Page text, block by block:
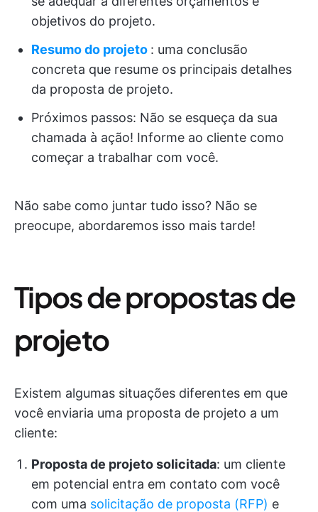
objetivos do projeto.
Resumo do projeto : uma conclusão
concreta que resume os principais detalhes
da proposta de projeto.
Próximos passos: Não se esqueça da sua
chamada à ação! Informe ao cliente como
começar a trabalhar com você.
Não sabe como juntar tudo isso? Não se
preocupe, abordaremos isso mais tarde!
Tipos de propostas de
projeto
Existem algumas situações diferentes em que
você enviaria uma proposta de projeto a um
cliente:
Proposta de projeto solicitada: um cliente
em potencial entra em contato com você
com uma solicitação de proposta (RFP) e